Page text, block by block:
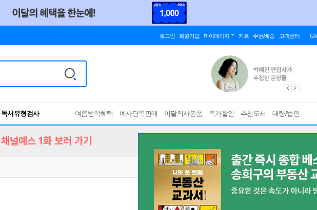
로그인 회원가입 마이페이지 카트 주문/배송 고객센터
독서유형검사
RBTI Lab
여름방학혜택 예사단독판매 이달의사은품 특가할인 추천도서 대량/법인
채널예스 1화 보러 가기